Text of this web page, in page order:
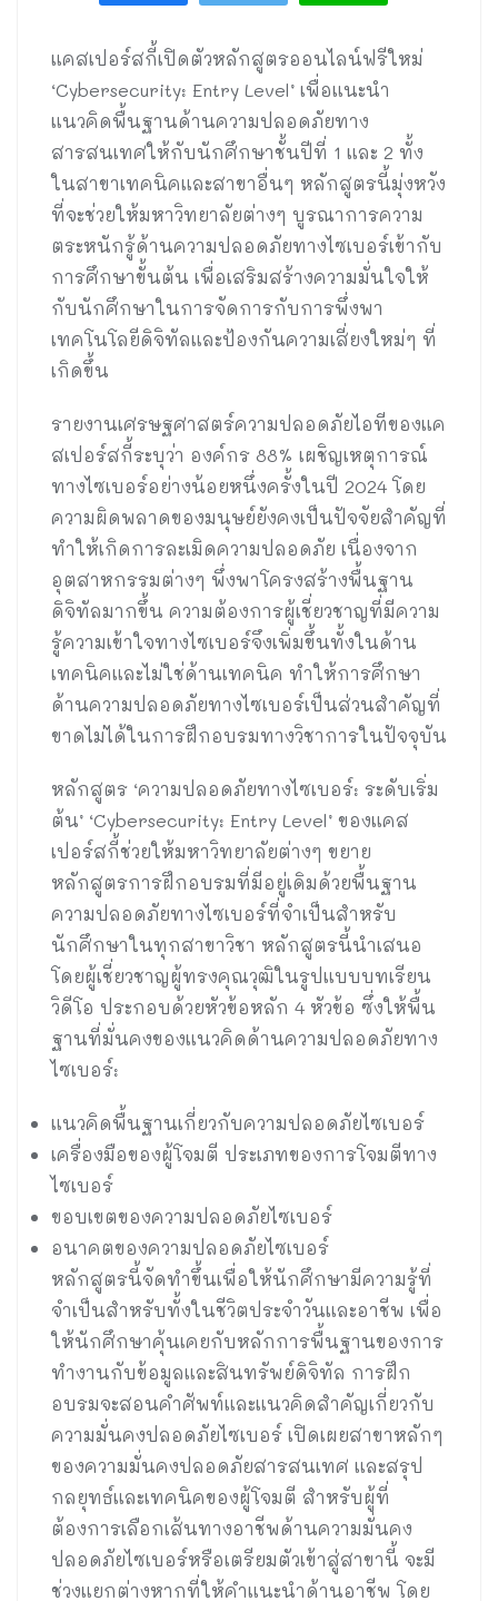
แคสเปอร์สกี้เปิดตัวหลักสูตรออนไลน์ฟรีใหม่
‘Cybersecurity: Entry Level’ เพื่อแนะนำ
แนวคิดพื้นฐานด้านความปลอดภัยทาง
สารสนเทศให้กับนักศึกษาชั้นปีที่ 1 และ 2 ทั้ง
ในสาขาเทคนิคและสาขาอื่นๆ หลักสูตรนี้มุ่งหวัง
ที่จะช่วยให้มหาวิทยาลัยต่างๆ บูรณาการความ
ตระหนักรู้ด้านความปลอดภัยทางไซเบอร์เข้ากับ
การศึกษาขั้นต้น เพื่อเสริมสร้างความมั่นใจให้
กับนักศึกษาในการจัดการกับการพึ่งพา
เทคโนโลยีดิจิทัลและป้องกันความเสี่ยงใหม่ๆ ที่
เกิดขึ้น
รายงานเศรษฐศาสตร์ความปลอดภัยไอทีของแค
สเปอร์สกี้ระบุว่า องค์กร 88% เผชิญเหตุการณ์
ทางไซเบอร์อย่างน้อยหนึ่งครั้งในปี 2024 โดย
ความผิดพลาดของมนุษย์ยังคงเป็นปัจจัยสำคัญที่
ทำให้เกิดการละเมิดความปลอดภัย เนื่องจาก
อุตสาหกรรมต่างๆ พึ่งพาโครงสร้างพื้นฐาน
ดิจิทัลมากขึ้น ความต้องการผู้เชี่ยวชาญที่มีความ
รู้ความเข้าใจทางไซเบอร์จึงเพิ่มขึ้นทั้งในด้าน
เทคนิคและไม่ใช่ด้านเทคนิค ทำให้การศึกษา
ด้านความปลอดภัยทางไซเบอร์เป็นส่วนสำคัญที่
ขาดไม่ได้ในการฝึกอบรมทางวิชาการในปัจจุบัน
หลักสูตร ‘ความปลอดภัยทางไซเบอร์: ระดับเริ่ม
ต้น’ ‘Cybersecurity: Entry Level’ ของแคส
เปอร์สกี้ช่วยให้มหาวิทยาลัยต่างๆ ขยาย
หลักสูตรการฝึกอบรมที่มีอยู่เดิมด้วยพื้นฐาน
ความปลอดภัยทางไซเบอร์ที่จำเป็นสำหรับ
นักศึกษาในทุกสาขาวิชา หลักสูตรนี้นำเสนอ
โดยผู้เชี่ยวชาญผู้ทรงคุณวุฒิในรูปแบบบทเรียน
วิดีโอ ประกอบด้วยหัวข้อหลัก 4 หัวข้อ ซึ่งให้พื้น
ฐานที่มั่นคงของแนวคิดด้านความปลอดภัยทาง
ไซเบอร์:
แนวคิดพื้นฐานเกี่ยวกับความปลอดภัยไซเบอร์
เครื่องมือของผู้โจมตี ประเภทของการโจมตีทาง
ไซเบอร์
ขอบเขตของความปลอดภัยไซเบอร์
อนาคตของความปลอดภัยไซเบอร์
หลักสูตรนี้จัดทำขึ้นเพื่อให้นักศึกษามีความรู้ที่
จำเป็นสำหรับทั้งในชีวิตประจำวันและอาชีพ เพื่อ
ให้นักศึกษาคุ้นเคยกับหลักการพื้นฐานของการ
ทำงานกับข้อมูลและสินทรัพย์ดิจิทัล การฝึก
อบรมจะสอนคำศัพท์และแนวคิดสำคัญเกี่ยวกับ
ความมั่นคงปลอดภัยไซเบอร์ เปิดเผยสาขาหลักๆ
ของความมั่นคงปลอดภัยสารสนเทศ และสรุป
กลยุทธ์และเทคนิคของผู้โจมตี สำหรับผู้ที่
ต้องการเลือกเส้นทางอาชีพด้านความมั่นคง
ปลอดภัยไซเบอร์หรือเตรียมตัวเข้าสู่สาขานี้ จะมี
ช่วงแยกต่างหากที่ให้คำแนะนำด้านอาชีพ โดย